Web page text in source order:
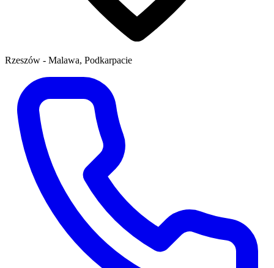
Rzeszów - Malawa, Podkarpacie